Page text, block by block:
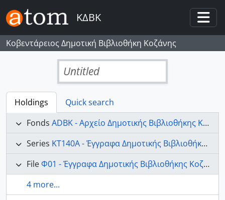
Skip to main content
ΚΔΒΚ
Κοβεντάρειος Δημοτική Βιβλιοθήκη Κοζάνης
Untitled
Holdings
Quick search
Fonds ADBK - Αρχείο Δημοτικής Βιβλιοθήκης Κοζάνης
Series ΚΤ140Α - Έγγραφα Δημοτικής Βιβλιοθήκης ετών 1980-1983
FileΦ01 - Έγγραφα Δημοτικής Βιβλιοθήκης Κοζάνης έτους 1980
4 more...